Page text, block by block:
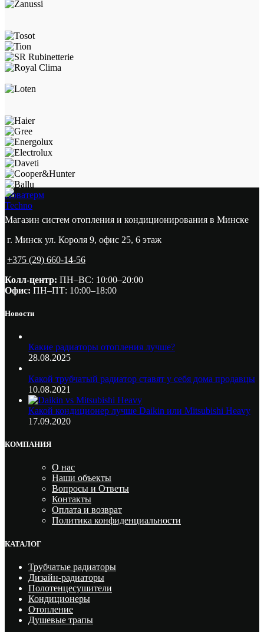
Новатерм
Techno
Магазин систем отопления и кондиционирования в Минске
г. Минск ул. Короля 9, офис 25, 6 этаж
+375 (29) 660-14-56
Колл-центр: ПН–ВС: 10:00–20:00​
Офис: ПН–ПТ: 10:00–18:00
Новости
Какие радиаторы отопления лучше?
28.08.2025
Какой трубчатый радиатор ставят у себя дома продавцы
10.08.2021
Какой кондиционер лучше Daikin или Mitsubishi Heavy
17.09.2020
КОМПАНИЯ
О нас
Наши объекты
Вопросы и Ответы
Контакты
Оплата и возврат
Политика конфиденциальности
КАТАЛОГ
Трубчатые радиаторы
Дизайн-радиаторы
Полотенцесушители
Кондиционеры
Отопление
Душевые трапы